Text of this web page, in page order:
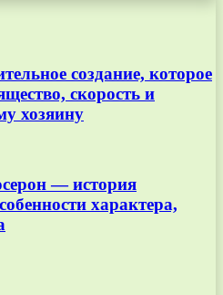
создание, которое
скорость и
хозяину
— история
характера,